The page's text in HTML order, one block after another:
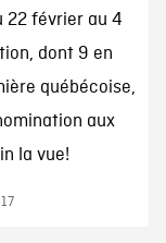
22 février au 4
dont 9 en
québécoise,
aux
la vue!